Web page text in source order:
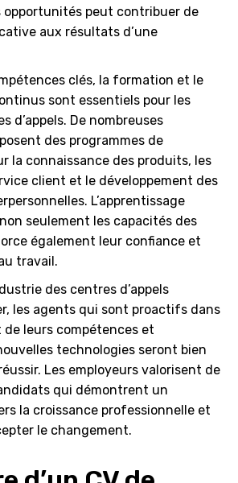
opportunités peut contribuer de
aux résultats d’une
clés, la formation et le
sont essentiels pour les
d’appels. De nombreuses
des programmes de
la connaissance des produits, les
client et le développement des
L’apprentissage
seulement les capacités des
également leur confiance et
travail.
des centres d’appels
les agents qui sont proactifs dans
de leurs compétences et
technologies seront bien
Les employeurs valorisent de
qui démontrent un
la croissance professionnelle et
le changement.